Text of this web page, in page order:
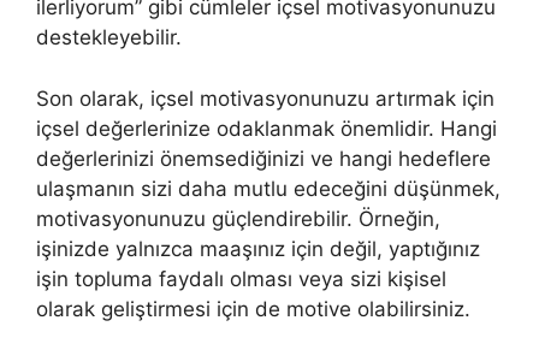
ilerliyorum” gibi cümleler içsel motivasyonunuzu
destekleyebilir.
Son olarak, içsel motivasyonunuzu artırmak için
içsel değerlerinize odaklanmak önemlidir. Hangi
değerlerinizi önemsediğinizi ve hangi hedeflere
ulaşmanın sizi daha mutlu edeceğini düşünmek,
motivasyonunuzu güçlendirebilir. Örneğin,
işinizde yalnızca maaşınız için değil, yaptığınız
işin topluma faydalı olması veya sizi kişisel
olarak geliştirmesi için de motive olabilirsiniz.